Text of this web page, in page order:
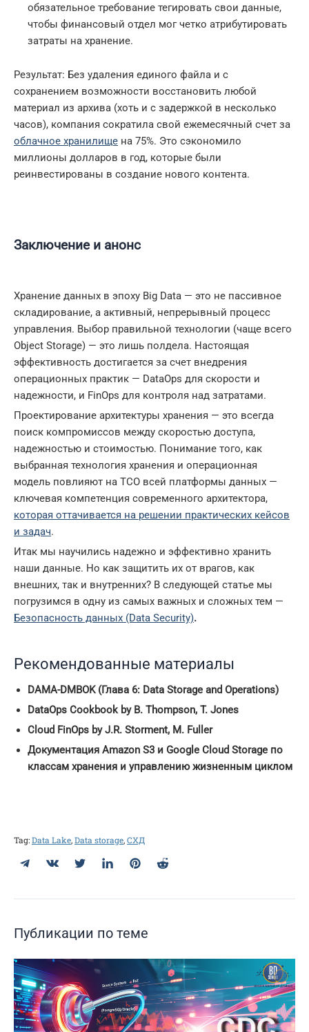
обязательное требование тегировать свои данные,
чтобы финансовый отдел мог четко атрибутировать
затраты на хранение.
Результат: Без удаления единого файла и с
сохранением возможности восстановить любой
материал из архива (хоть и с задержкой в несколько
часов), компания сократила свой ежемесячный счет за
облачное хранилище на 75%. Это сэкономило
миллионы долларов в год, которые были
реинвестированы в создание нового контента.
Заключение и анонс
Хранение данных в эпоху Big Data — это не пассивное
складирование, а активный, непрерывный процесс
управления. Выбор правильной технологии (чаще всего
Object Storage) — это лишь полдела. Настоящая
эффективность достигается за счет внедрения
операционных практик — DataOps для скорости и
надежности, и FinOps для контроля над затратами.
Проектирование архитектуры хранения — это всегда
поиск компромиссов между скоростью доступа,
надежностью и стоимостью. Понимание того, как
выбранная технология хранения и операционная
модель повлияют на TCO всей платформы данных —
ключевая компетенция современного архитектора,
которая оттачивается на решении практических кейсов
и задач.
Итак мы научились надежно и эффективно хранить
наши данные. Но как защитить их от врагов, как
внешних, так и внутренних? В следующей статье мы
погрузимся в одну из самых важных и сложных тем —
Безопасность данных (Data Security).
Рекомендованные материалы
DAMA-DMBOK (Глава 6: Data Storage and Operations)
DataOps Cookbook by B. Thompson, T. Jones
Cloud FinOps by J.R. Storment, M. Fuller
Документация Amazon S3 и Google Cloud Storage по
классам хранения и управлению жизненным циклом
Tag:Data Lake,Data storage,СХД
ВКонтакте
Twitter LinkedInPinterest
Публикации по теме